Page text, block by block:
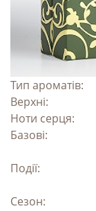
Тип ароматів:
Верхні:
Ноти серця:
Базові:
Події:
Сезон: